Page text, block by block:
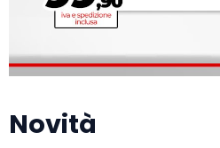
Novità